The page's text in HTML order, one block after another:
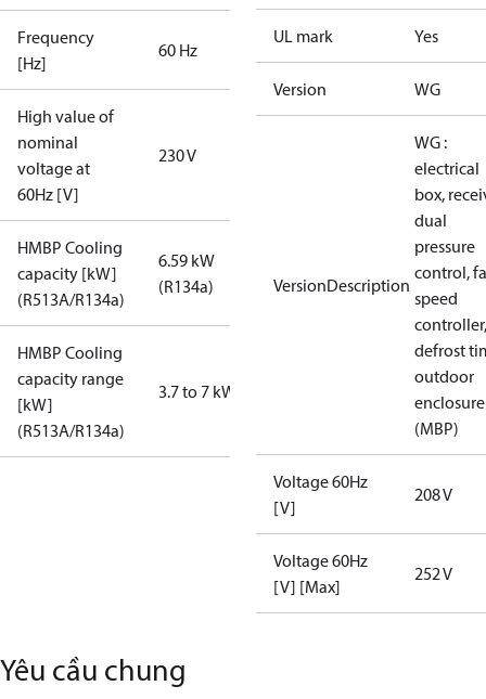
Frequency
[Hz]
60 Hz
High value of
nominal
voltage at
60Hz [V]
230 V
HMBP Cooling
capacity [kW]
(R513A/R134a)
6.59 kW
(R134a)
HMBP Cooling
capacity range
[kW]
(R513A/R134a)
3.7 to 7 kW
UL mark Yes
Version WG
VersionDescription
WG :
electrical
box,
dual
pressure
control,
speed
controller,
defrost
outdoor
enclosure
(MBP)
Voltage 60Hz
[V]
208 V
Voltage 60Hz
[V] [Max]
252 V
Yêu cầu chung